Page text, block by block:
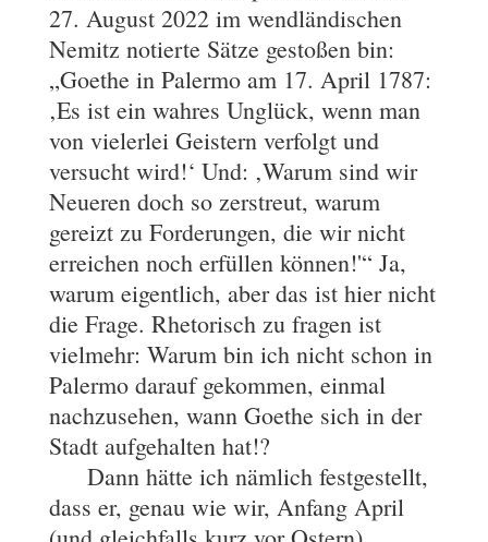
27. August 2022 im wendländischen
Nemitz notierte Sätze gestoßen bin:
„Goethe in Palermo am 17. April 1787:
‚Es ist ein wahres Unglück, wenn man
von vielerlei Geistern verfolgt und
versucht wird!‘ Und: ‚Warum sind wir
Neueren doch so zerstreut, warum
gereizt zu Forderungen, die wir nicht
erreichen noch erfüllen können!'“ Ja,
warum eigentlich, aber das ist hier nicht
die Frage. Rhetorisch zu fragen ist
vielmehr: Warum bin ich nicht schon in
Palermo darauf gekommen, einmal
nachzusehen, wann Goethe sich in der
Stadt aufgehalten hat!?
Dann hätte ich nämlich festgestellt,
dass er, genau wie wir, Anfang April